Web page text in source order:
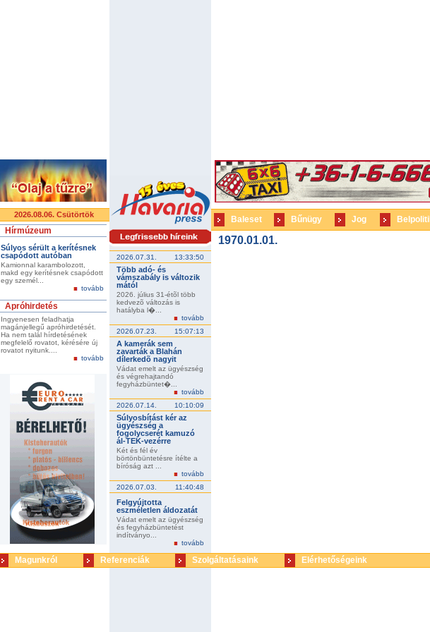
2026.08.06. Csütörtök
Hírmúzeum
Súlyos sérült a kerítésnek
csapódott autóban
Kamionnal karambolozott,
makd egy kerítésnek csapódott
egy személ...
tovább
Apróhirdetés
Ingyenesen feladhatja
magánjellegű apróhirdetését.
Ha nem talál hírdetésének
megfelelő rovatot, kérésére új
rovatot nyitunk....
tovább
2026.07.31. 13:33:50
Több adó- és
vámszabály is változik
mától
2026. július 31-étõl több
kedvezõ változás is
hatályba l�...
tovább
2026.07.23.
15:07:13
A kamerák sem
zavarták a Blahán
dílerkedõ nagyit
Vádat emelt az ügyészség
és végrehajtandó
fegyházbüntet�...
tovább
2026.07.14.
10:10:09
Súlyosbítást kér az
ügyészség a
fogolycserét kamuzó
ál-TEK-vezérre
Két és fél év
börtönbüntetésre ítélte a
bíróság azt ...
tovább
2026.07.03.
11:40:48
Felgyújtotta
eszméletlen áldozatát
Vádat emelt az ügyészség
és fegyházbüntetést
indítványo...
tovább
Baleset Bűnügy Jog
1970.01.01.
Magunkról Referenciák Szolgáltatásaink Elérhetőségeink